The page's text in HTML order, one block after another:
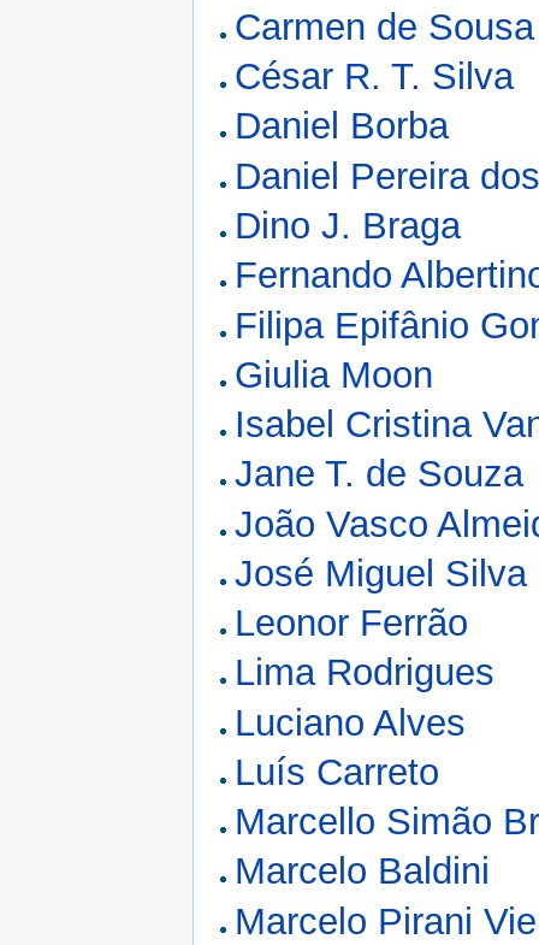
Carmen de
César R. T. Silva
Daniel Borba
Daniel Pereira
Dino J. Braga
Fernando
Filipa Epifânio
Giulia Moon
Isabel Cristina
Jane T. de Souza
João Vasco
José Miguel Silva
Leonor Ferrão
Lima Rodrigues
Luciano Alves
Luís Carreto
Marcello Simão
Marcelo Baldini
Marcelo Pirani